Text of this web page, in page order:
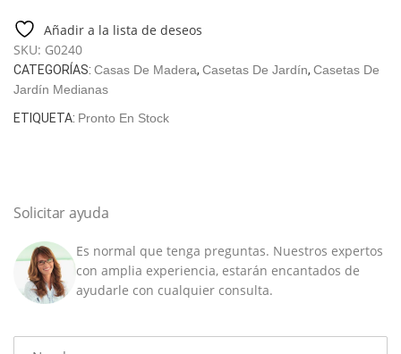
22m²
|
70mm
|
7x4m
cantidad
Añadir a la lista de deseos
SKU: G0240
CATEGORÍAS: Casas De Madera, Casetas De Jardín, Casetas De
Jardín Medianas
ETIQUETA: Pronto En Stock
Solicitar ayuda
Es normal que tenga preguntas. Nuestros expertos
con amplia experiencia, estarán encantados de
ayudarle con cualquier consulta.
Name